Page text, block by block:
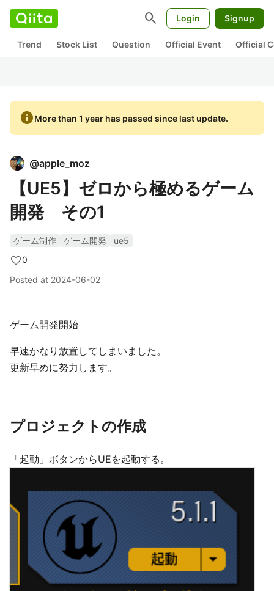
search Login Signup
Trend Stock List Question Official Event Official
infoMore than 1 year has passed since last update.
@apple_moz
【UE5】ゼロから極めるゲーム
開発 その1
ゲーム制作 ゲーム開発
ue5
0
Posted at 2024-06-02
ゲーム開発開始
早速かなり放置してしまいました。
更新早めに努力します。
プロジェクトの作成
「起動」ボタンからUEを起動する。